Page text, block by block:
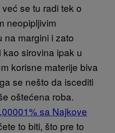
se tu radi tek o
neopipljivim
na margini i zato
sirovina ipak u
korisne materije biva
se nešto da iscediti
oštećena roba.
sa Najkove
to biti, što pre to